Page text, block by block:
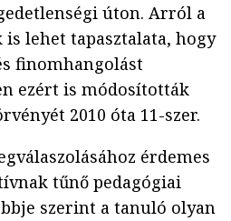
úton. Arról a
lehet tapasztalata, hogy
finomhangolást
ezért is módosították
2010 óta 11-szer.
érdemes
tűnő pedagógiai
szerint a tanuló olyan